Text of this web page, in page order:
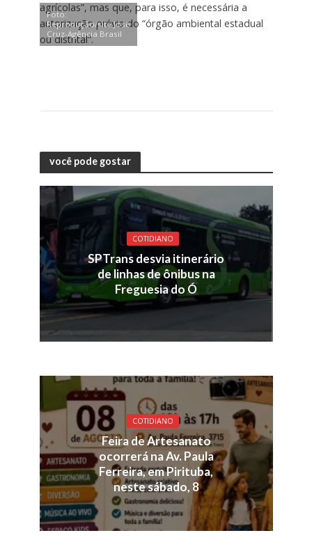
agrícolas”, mas que, para isso, é necessária a
autorização prévia do “órgão ambiental estadual
ou distrital”.
Foto:
Reprodução/site José
Cruz-Agência Brasil
você pode gostar
COTIDIANO
SPTrans desvia itinerário
de linhas de ônibus na
Freguesia do Ó
COTIDIANO
Feira de Artesanato
ocorrerá na Av. Paula
Ferreira, em Pirituba,
neste sábado, 8